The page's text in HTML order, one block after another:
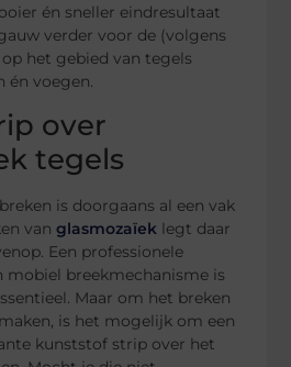
én sneller eindresultaat
verder voor de (volgens
het gebied van tegels
én voegen.
over
tegels
is doorgaans al een vak
van glasmozaïek legt daar
Een professionele
mobiel breekmechanisme is
Maar om het breken
is het mogelijk om een
kunststof strip over het